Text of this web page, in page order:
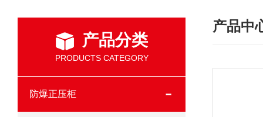
产品分类
PRODUCTS CATEGORY
防爆正压柜
产品中